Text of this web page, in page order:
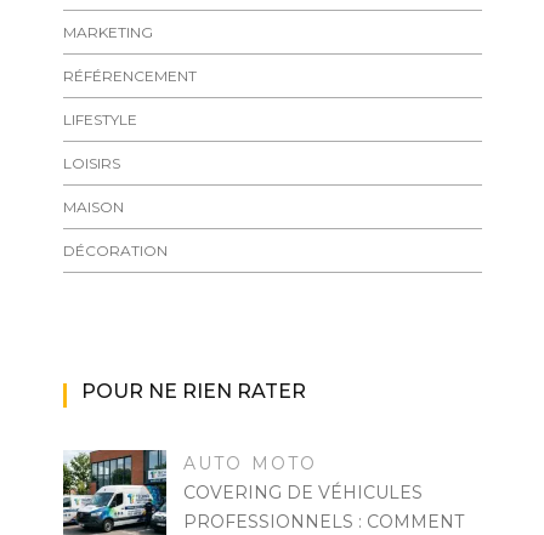
MARKETING
RÉFÉRENCEMENT
LIFESTYLE
LOISIRS
MAISON
DÉCORATION
POUR NE RIEN RATER
AUTO MOTO
COVERING DE VÉHICULES
PROFESSIONNELS : COMMENT